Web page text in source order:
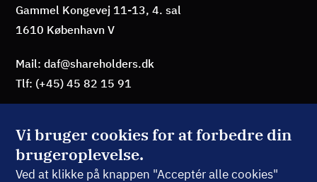
Vi bruger cookies for at forbedre din
brugeroplevelse.
Ved at klikke på knappen "Acceptér alle cookies"
Gammel Kongevej 11-13, 4. sal
1610 København V
Mail: daf@shareholders.dk
Tlf: (+45) 45 82 15 91
BLIV MEDLEM